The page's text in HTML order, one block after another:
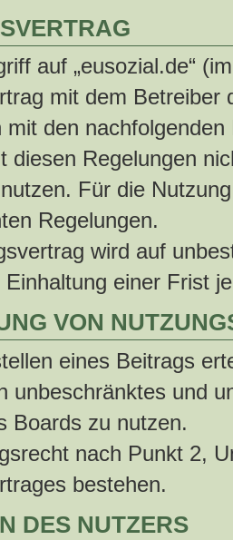
auf „eusozial.de“
mit dem Betreiber
mit den
diesen Regelungen
Für die
Regelungen.
wird auf
einer Frist
VON
eines Beitrags
unbeschränktes und
Boards zu nutzen.
nach Punkt 2,
bestehen.
DES NUTZERS